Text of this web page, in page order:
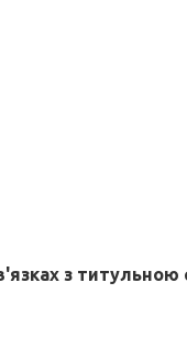
з титульною